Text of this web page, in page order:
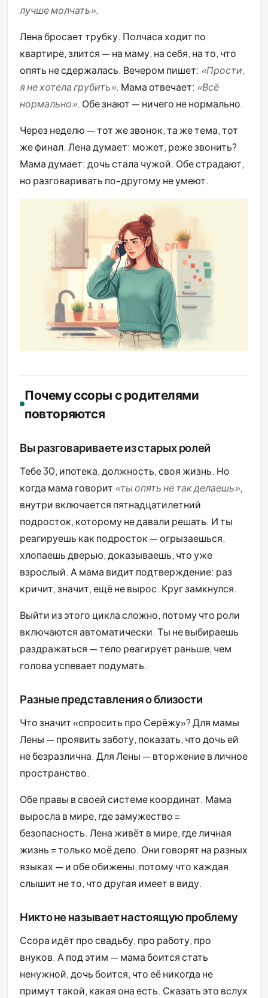
лучше молчать».
Лена бросает трубку. Полчаса ходит по
квартире, злится — на маму, на себя, на то, что
опять не сдержалась. Вечером пишет: «Прости,
я не хотела грубить». Мама отвечает: «Всё
нормально». Обе знают — ничего не нормально.
Через неделю — тот же звонок, та же тема, тот
же финал. Лена думает: может, реже звонить?
Мама думает: дочь стала чужой. Обе страдают,
но разговаривать по-другому не умеют.
Почему ссоры с родителями
повторяются
Вы разговариваете из старых ролей
Тебе 30, ипотека, должность, своя жизнь. Но
когда мама говорит «ты опять не так делаешь»,
внутри включается пятнадцатилетний
подросток, которому не давали решать. И ты
реагируешь как подросток — огрызаешься,
хлопаешь дверью, доказываешь, что уже
взрослый. А мама видит подтверждение: раз
кричит, значит, ещё не вырос. Круг замкнулся.
Выйти из этого цикла сложно, потому что роли
включаются автоматически. Ты не выбираешь
раздражаться — тело реагирует раньше, чем
голова успевает подумать.
Разные представления о близости
Что значит «спросить про Серёжу»? Для мамы
Лены — проявить заботу, показать, что дочь ей
не безразлична. Для Лены — вторжение в личное
пространство.
Обе правы в своей системе координат. Мама
выросла в мире, где замужество =
безопасность. Лена живёт в мире, где личная
жизнь = только моё дело. Они говорят на разных
языках — и обе обижены, потому что каждая
слышит не то, что другая имеет в виду.
Никто не называет настоящую проблему
Ссора идёт про свадьбу, про работу, про
внуков. А под этим — мама боится стать
ненужной, дочь боится, что её никогда не
примут такой, какая она есть. Сказать это вслух